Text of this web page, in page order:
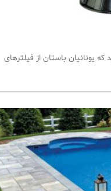
یونانیان باستان از فیلترهای